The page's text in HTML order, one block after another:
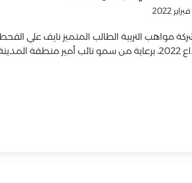
مواهب التربية الطالب المتميز نايف علي
المنورة.